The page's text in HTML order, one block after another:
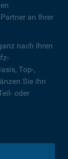
an Ihrer
nach Ihren
Top-,
Sie ihn
oder